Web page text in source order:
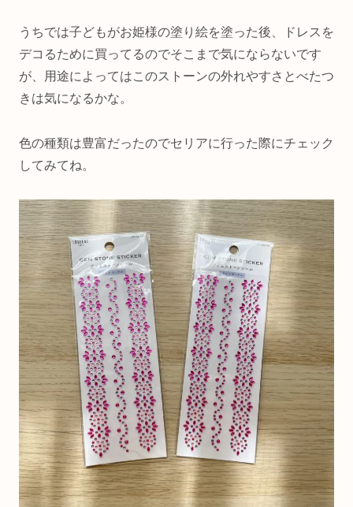
うちでは子どもがお姫様の塗り絵を塗った後、ドレスを
デコるために買ってるのでそこまで気にならないです
が、用途によってはこのストーンの外れやすさとべたつ
きは気になるかな。
色の種類は豊富だったのでセリアに行った際にチェック
してみてね。